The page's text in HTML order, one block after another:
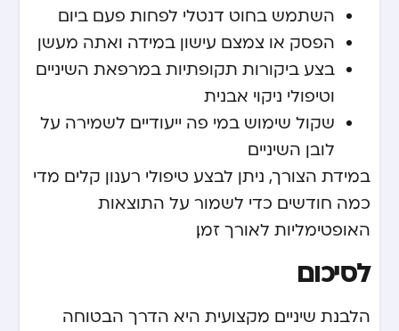
השתמש בחוט דנטלי לפחות פעם ביום
הפסק או צמצם עישון במידה ואתה מעשן
בצע ביקורות תקופתיות במרפאת השיניים
וטיפולי ניקוי אבנית
שקול שימוש במי פה ייעודיים לשמירה על
לובן השיניים
במידת הצורך, ניתן לבצע טיפולי רענון קלים מדי
כמה חודשים כדי לשמור על התוצאות
האופטימליות לאורך זמן.
לסיכום
הלבנת שיניים מקצועית היא הדרך הבטוחה